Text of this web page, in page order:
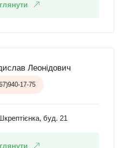
Леонідович
17-75
буд. 21